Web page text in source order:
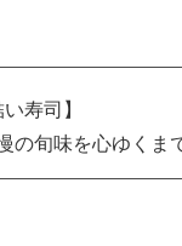
寿司】
の旬味を心ゆくま